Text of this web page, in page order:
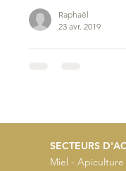
Syndicat Professionnel
Raphaël
23 avr. 2019
SECTEURS
Miel - Apiculture